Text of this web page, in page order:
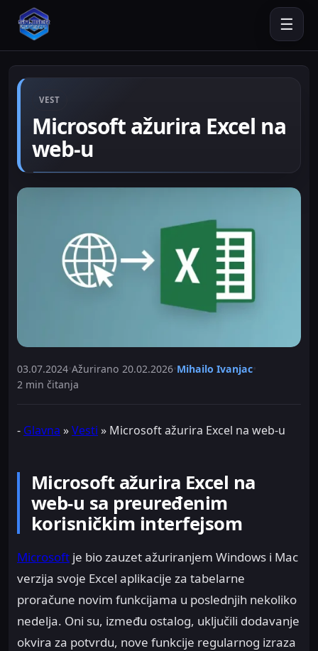
☰
VEST
Microsoft ažurira Excel na
web-u
03.07.2024 Ažurirano 20.02.2026 Mihailo Ivanjac
2 min čitanja
- Glavna »Vesti » Microsoft ažurira Excel na web-u
Microsoft ažurira Excel na
web-u sa preuređenim
korisničkim interfejsom
Microsoft je bio zauzet ažuriranjem Windows i Mac
verzija svoje Excel aplikacije za tabelarne
proračune novim funkcijama u poslednjih nekoliko
nedelja. Oni su, između ostalog, uključili dodavanje
okvira za potvrdu, nove funkcije regularnog izraza